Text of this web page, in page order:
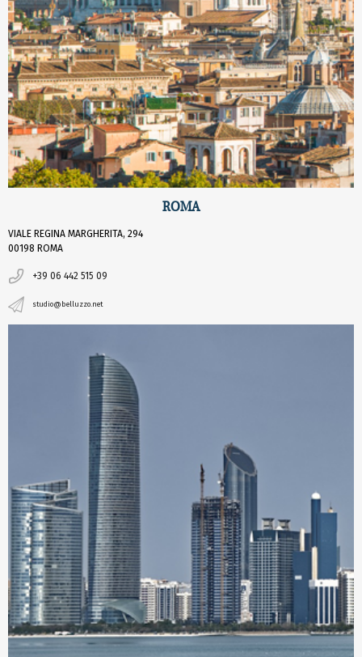
ROMA
VIALE REGINA MARGHERITA, 294
00198 ROMA
+39 06 442 515 09
studio@belluzzo.net